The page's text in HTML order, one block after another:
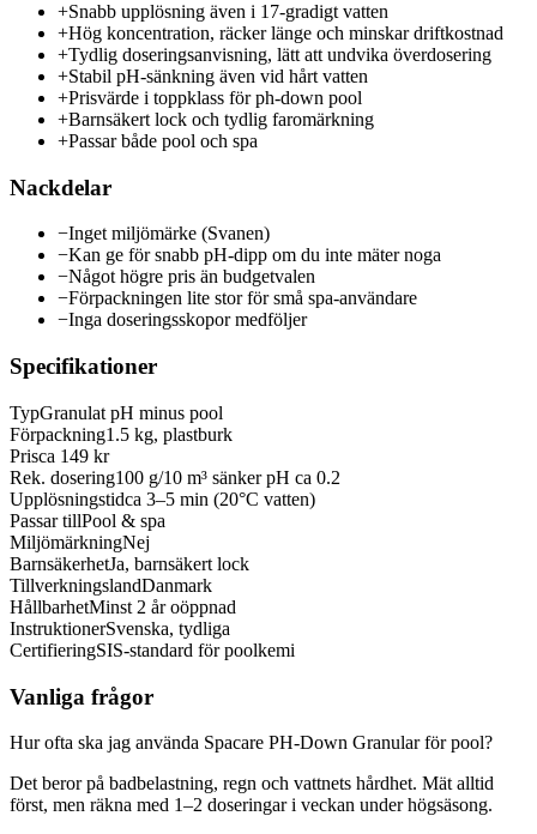
+Snabb upplösning även i 17-gradigt vatten
+Hög koncentration, räcker länge och minskar driftkostnad
+Tydlig doseringsanvisning, lätt att undvika överdosering
+Stabil pH-sänkning även vid hårt vatten
+Prisvärde i toppklass för ph-down pool
+Barnsäkert lock och tydlig faromärkning
+Passar både pool och spa
Nackdelar
−Inget miljömärke (Svanen)
−Kan ge för snabb pH-dipp om du inte mäter noga
−Något högre pris än budgetvalen
−Förpackningen lite stor för små spa-användare
−Inga doseringsskopor medföljer
Specifikationer
TypGranulat pH minus pool
Förpackning1.5 kg, plastburk
Prisca 149 kr
Rek. dosering100 g/10 m³ sänker pH ca 0.2
Upplösningstidca 3–5 min (20°C vatten)
Passar tillPool & spa
MiljömärkningNej
BarnsäkerhetJa, barnsäkert lock
TillverkningslandDanmark
HållbarhetMinst 2 år oöppnad
InstruktionerSvenska, tydliga
CertifieringSIS-standard för poolkemi
Vanliga frågor
Hur ofta ska jag använda Spacare PH-Down Granular för pool?
Det beror på badbelastning, regn och vattnets hårdhet. Mät alltid
först, men räkna med 1–2 doseringar i veckan under högsäsong.